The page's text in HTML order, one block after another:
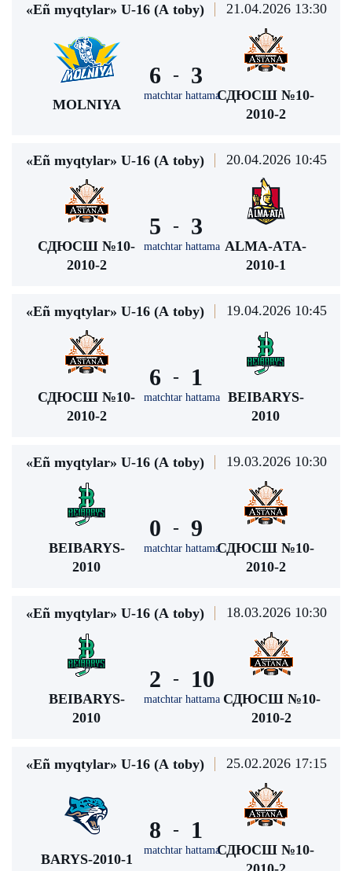
«Eñ myqtylar» U-16 (А toby) 21.04.2026 13:30
MOLNIYA
6 -
matchtar hattama
3
СДЮСШ №10-
2010-2
«Eñ myqtylar» U-16 (А toby) 20.04.2026 10:45
СДЮСШ №10-
2010-2
5 -
matchtar hattama
3
ALMA-АTA-
2010-1
«Eñ myqtylar» U-16 (А toby) 19.04.2026 10:45
СДЮСШ №10-
2010-2
6 -
matchtar hattama
1
BEIBARYS-
2010
«Eñ myqtylar» U-16 (А toby) 19.03.2026 10:30
BEIBARYS-
2010
0 -
matchtar hattama
9
СДЮСШ №10-
2010-2
«Eñ myqtylar» U-16 (А toby) 18.03.2026 10:30
BEIBARYS-
2010
2 -
matchtar hattama
10
СДЮСШ №10-
2010-2
«Eñ myqtylar» U-16 (А toby) 25.02.2026 17:15
BARYS-2010-1
8 -
matchtar hattama
1
СДЮСШ №10-